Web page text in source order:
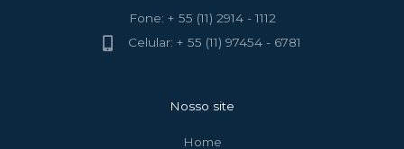
Fone: + 55 (11) 2914 - 1112
Celular: + 55 (11) 97454 - 6781
Nosso site
Home